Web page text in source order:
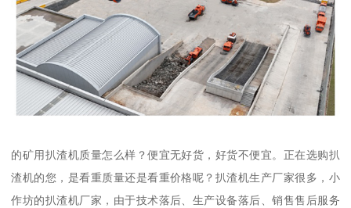
的矿用扒渣机质量怎么样？便宜无好货，好货不便宜。正在选购扒
渣机的您，是看重质量还是看重价格呢？扒渣机生产厂家很多，小
作坊的扒渣机厂家，由于技术落后、生产设备落后、销售售后服务